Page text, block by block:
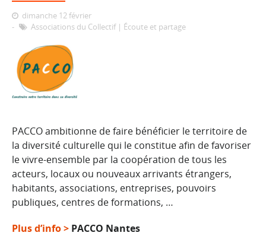
dimanche 12 février
Associations du Collectif| Écoute et partage
PACCO ambitionne de faire bénéficier le territoire de
la diversité culturelle qui le constitue afin de favoriser
le vivre-ensemble par la coopération de tous les
acteurs, locaux ou nouveaux arrivants étrangers,
habitants, associations, entreprises, pouvoirs
publiques, centres de formations, …
Plus d’info > PACCO Nantes